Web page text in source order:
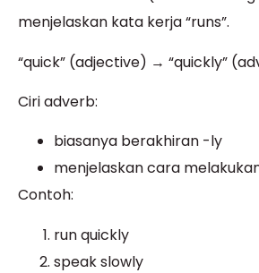
menjelaskan kata kerja “runs”.
“quick” (adjective) → “quickly”
Ciri adverb:
biasanya berakhiran -ly
menjelaskan cara
Contoh:
run quickly
speak slowly